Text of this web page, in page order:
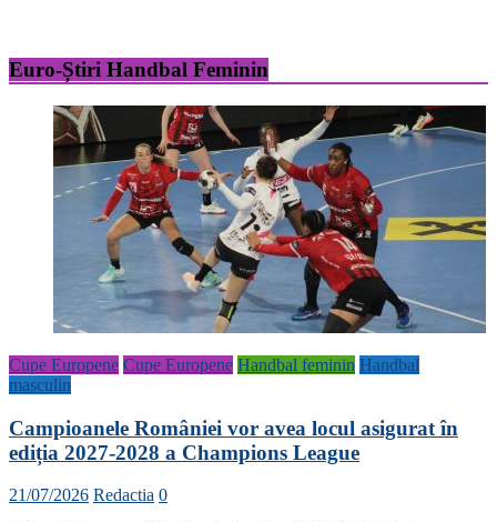
Euro-Știri Handbal Feminin
Cupe Europene Cupe Europene Handbal feminin Handbal
masculin
Campioanele României vor avea locul asigurat în
ediția 2027-2028 a Champions League
21/07/2026 Redactia 0